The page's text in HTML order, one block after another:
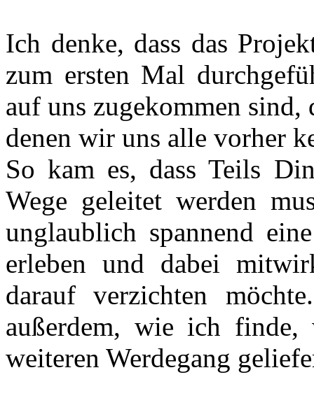
Ich denke, dass das
zum ersten Mal
auf uns zugekommen
denen wir uns alle vorher
So kam es, dass Teils
Wege geleitet werden
unglaublich spannend
erleben und dabei
darauf verzichten
außerdem, wie ich finde,
weiteren Werdegang